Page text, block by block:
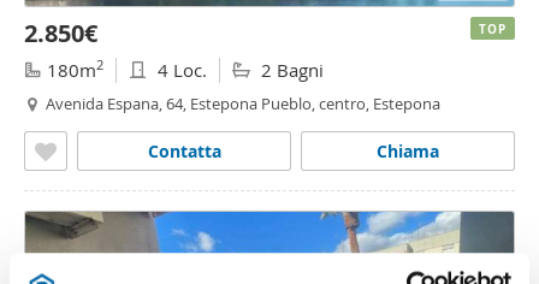
2.850€
180m2 4 Loc. 2 Bagni
Avenida Espana, 64, Estepona Pueblo, centro, Estepona
Chiama
Contatta
TOP